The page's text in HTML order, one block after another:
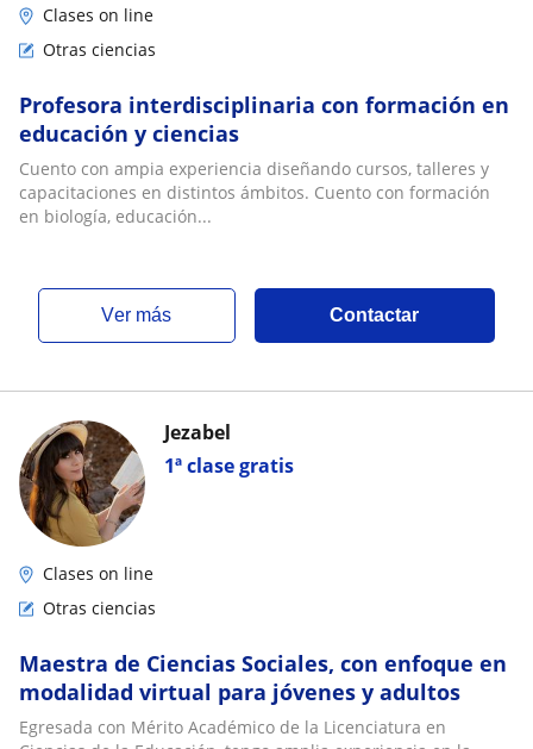
Clases on line
Otras ciencias
Profesora interdisciplinaria con formación en
educación y ciencias
Cuento con ampia experiencia diseñando cursos, talleres y
capacitaciones en distintos ámbitos. Cuento con formación
en biología, educación...
ver más Contactar
1ª clase gratis
Jezabel
Clases on line
Otras ciencias
Maestra de Ciencias Sociales, con enfoque en
modalidad virtual para jóvenes y adultos
Egresada con Mérito Académico de la Licenciatura en